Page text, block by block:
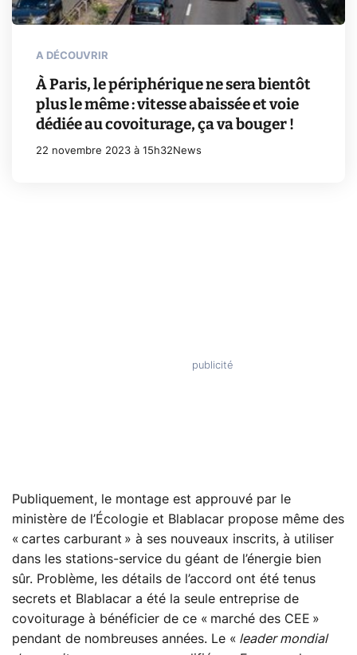
A DÉCOUVRIR
À Paris, le périphérique ne sera bientôt
plus le même : vitesse abaissée et voie
dédiée au covoiturage, ça va bouger !
22 novembre 2023 à 15h32 News
Publiquement, le montage est approuvé par le
ministère de l’Écologie et Blablacar propose même des
« cartes carburant » à ses nouveaux inscrits, à utiliser
dans les stations-service du géant de l’énergie bien
sûr. Problème, les détails de l’accord ont été tenus
secrets et Blablacar a été la seule entreprise de
covoiturage à bénéficier de ce « marché des CEE »
pendant de nombreuses années. Le « leader mondial